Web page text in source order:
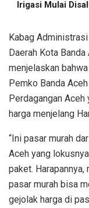
Irigasi Mulai
Kabag
Daerah Kota
menjelaskan
Pemko Banda
Perdagangan
harga menjelang
“Ini pasar murah
Aceh yang
paket. Harapannya,
pasar murah bisa
gejolak harga di